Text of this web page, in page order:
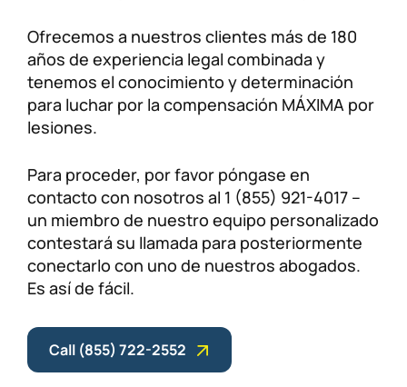
Ofrecemos a nuestros clientes más de 180
años de experiencia legal combinada y
tenemos el conocimiento y determinación
para luchar por la compensación MÁXIMA por
lesiones.
Para proceder, por favor póngase en
contacto con nosotros al 1 (855) 921-4017 –
un miembro de nuestro equipo personalizado
contestará su llamada para posteriormente
conectarlo con uno de nuestros abogados.
Es así de fácil.
Call (855) 722-2552